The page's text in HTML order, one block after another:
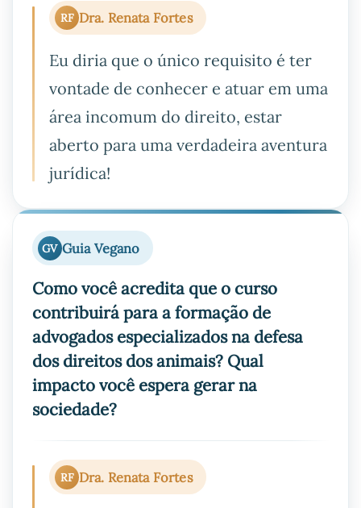
RF Dra. Renata Fortes
Eu diria que o único requisito é ter
vontade de conhecer e atuar em uma
área incomum do direito, estar
aberto para uma verdadeira aventura
jurídica!
GV Guia Vegano
Como você acredita que o curso
contribuirá para a formação de
advogados especializados na defesa
dos direitos dos animais? Qual
impacto você espera gerar na
sociedade?
RF Dra. Renata Fortes